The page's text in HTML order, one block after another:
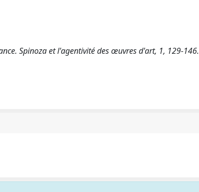
Spinoza et l'agentivité des œuvres d'art, 1, 129-146.